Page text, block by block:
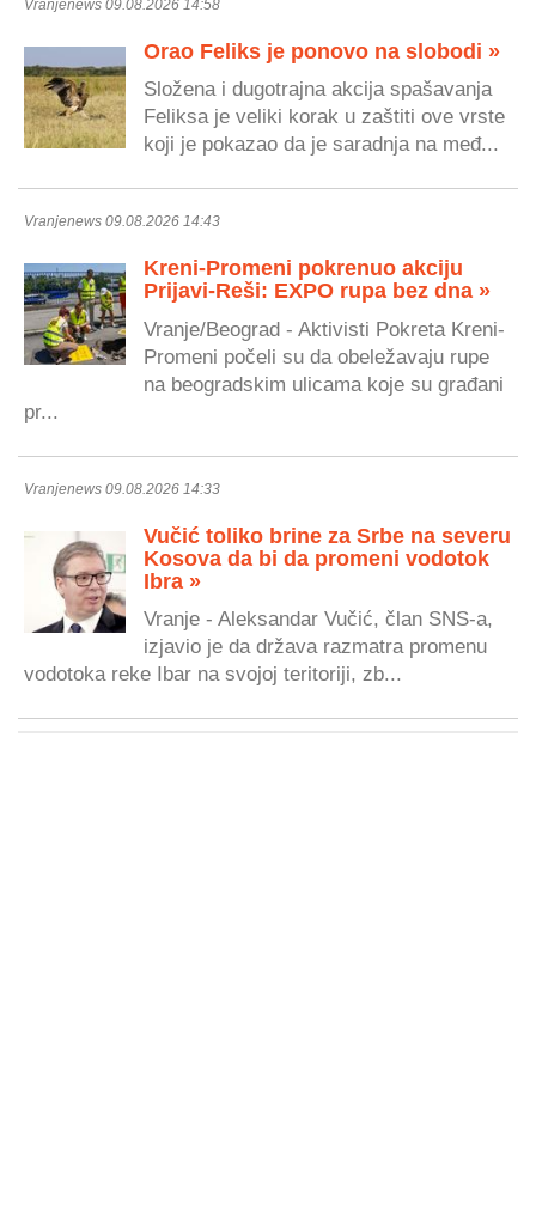
Vranjenews 09.08.2026 14:58
Orao Feliks je ponovo na slobodi »
Složena i dugotrajna akcija spašavanja
Feliksa je veliki korak u zaštiti ove vrste
koji je pokazao da je saradnja na međ...
Vranjenews 09.08.2026 14:43
Kreni-Promeni pokrenuo akciju
Prijavi-Reši: EXPO rupa bez dna »
Vranje/Beograd - Aktivisti Pokreta Kreni-
Promeni počeli su da obeležavaju rupe
na beogradskim ulicama koje su građani
pr...
Vranjenews 09.08.2026 14:33
Vučić toliko brine za Srbe na severu
Kosova da bi da promeni vodotok
Ibra »
Vranje - Aleksandar Vučić, član SNS-a,
izjavio je da država razmatra promenu
vodotoka reke Ibar na svojoj teritoriji, zb...